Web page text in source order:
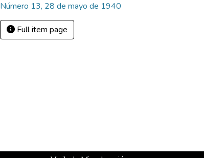
Número 13, 28 de mayo de 1940
Full item page